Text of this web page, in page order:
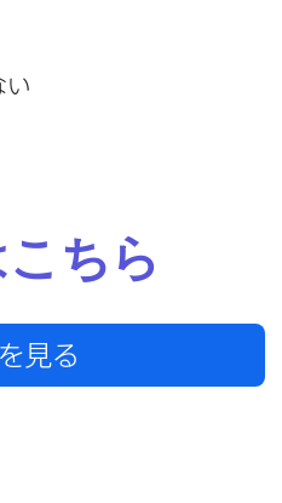
い
ちら
見る